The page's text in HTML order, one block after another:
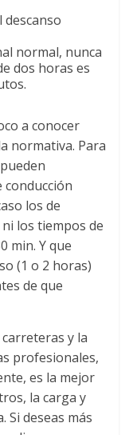
descanso
normal, nunca
dos horas es
a conocer
normativa. Para
los de
los tiempos de
min. Y que
(1 o 2 horas)
de que
y la
profesionales,
es la mejor
la carga y
deseas más